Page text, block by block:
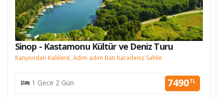
Sinop - Kastamonu Kültür ve Deniz Turu
Kanyondan Kalelere, Adım adım Batı Karadeniz Sahile
1 Gece 2 Gün 7490TL